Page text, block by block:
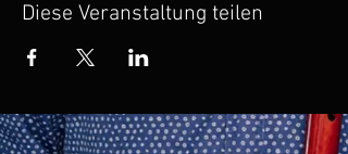
Diese Veranstaltung teilen